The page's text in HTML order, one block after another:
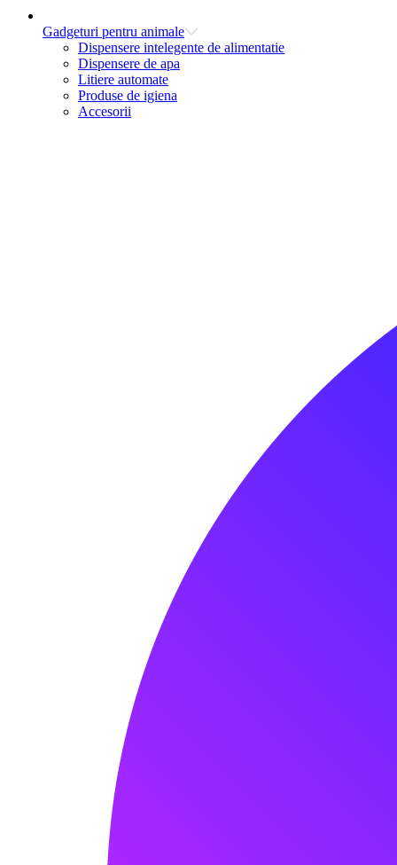
Gadgeturi pentru animale
Dispensere intelegente de alimentatie
Dispensere de apa
Litiere automate
Produse de igiena
Accesorii